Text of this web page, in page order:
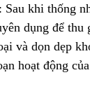
: Sau khi thống
dụng để thu
và dọn dẹp
hoạt động